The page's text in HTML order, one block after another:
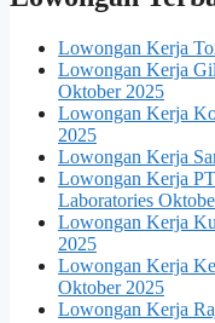
Lowongan Kerja
Lowongan Kerja
Oktober 2025
Lowongan Kerja
2025
Lowongan Kerja
Lowongan Kerja
Laboratories
Lowongan Kerja
2025
Lowongan Kerja
Oktober 2025
Lowongan Kerja